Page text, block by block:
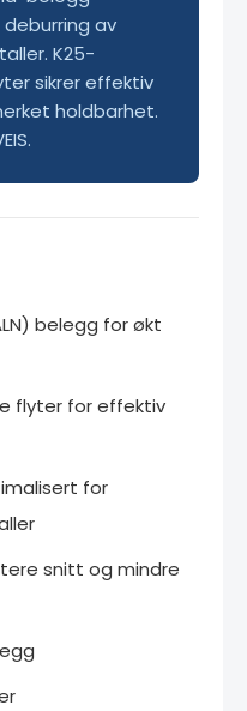
av
K25-
sikrer effektiv
holdbarhet.
belegg for økt
flyter for effektiv
for
snitt og mindre